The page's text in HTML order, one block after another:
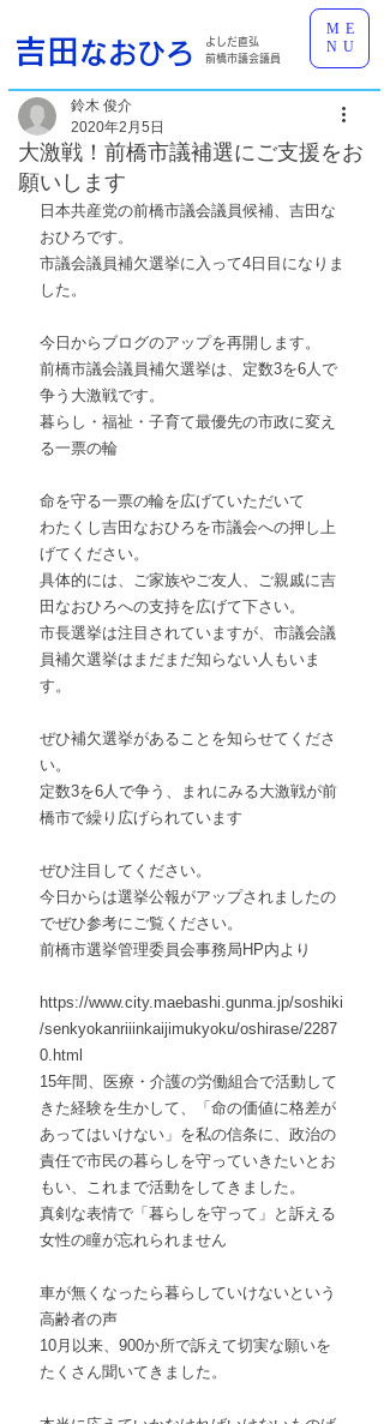
ME
NU
吉田 なおひろ
よしだ直弘
前橋市議会議員
大激戦！前橋市議補選にご支援をお
願いします
鈴木 俊介
2020年2月5日
日本共産党の前橋市議会議員候補、吉田な
おひろです。
市議会議員補欠選挙に入って4日目になりま
した。
今日からブログのアップを再開します。
前橋市議会議員補欠選挙は、定数3を6人で
争う大激戦です。
暮らし・福祉・子育て最優先の市政に変え
る一票の輪
命を守る一票の輪を広げていただいて
わたくし吉田なおひろを市議会への押し上
げてください。
具体的には、ご家族やご友人、ご親戚に吉
田なおひろへの支持を広げて下さい。
市長選挙は注目されていますが、市議会議
員補欠選挙はまだまだ知らない人もいま
す。
ぜひ補欠選挙があることを知らせてくださ
い。
定数3を6人で争う、まれにみる大激戦が前
橋市で繰り広げられています
ぜひ注目してください。
今日からは選挙公報がアップされましたの
でぜひ参考にご覧ください。
前橋市選挙管理委員会事務局HP内より
https://www.city.maebashi.gunma.jp/soshiki
/senkyokanriiinkaijimukyoku/oshirase/2287
0.html
15年間、医療・介護の労働組合で活動して
きた経験を生かして、「命の価値に格差が
あってはいけない」を私の信条に、政治の
責任で市民の暮らしを守っていきたいとお
もい、これまで活動をしてきました。
真剣な表情で「暮らしを守って」と訴える
女性の瞳が忘れられません
車が無くなったら暮らしていけないという
高齢者の声
10月以来、900か所で訴えて切実な願いを
たくさん聞いてきました。